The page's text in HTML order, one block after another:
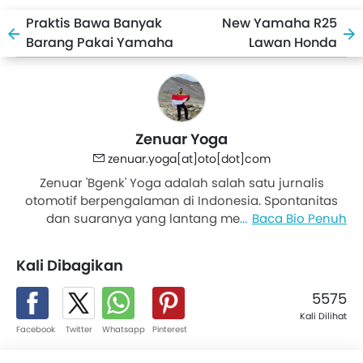
Praktis Bawa Banyak
Barang Pakai Yamaha
Gear Ultima Hybrid!
New Yamaha R25
Lawan Honda
CBR250RR, Siapa Lebih
Zenuar Yoga
zenuar.yoga[at]oto[dot]com
Zenuar 'Bgenk' Yoga adalah salah satu jurnalis
otomotif berpengalaman di Indonesia. Spontanitas
dan suaranya yang lantang memberi warna
Pengalaman berkendara dan pengetahuan di bidang
otomotif roda dua membuatnya kerap ditunjuk
sebagai road captain saat Forum Wartawan Otomotif
melakukan kegiatan touring.
Baca Bio Penuh
Kali Dibagikan
Facebook Twitter Whatsapp Pinterest
5575
Kali Dilihat